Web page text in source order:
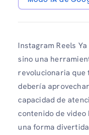
Instagram Reels
sino una
revolucionaria que
debería
capacidad de
contenido de video
una forma